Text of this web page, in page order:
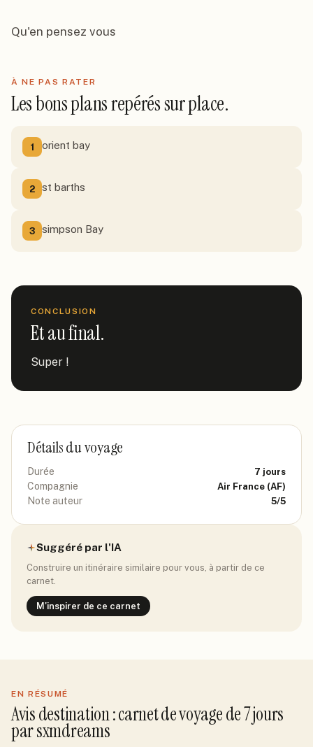
Qu'en pensez vous
À NE PAS RATER
Les bons plans repérés sur place.
1 orient bay
2 st barths
3 simpson Bay
CONCLUSION
Et au final.
Super !
Détails du voyage
Durée 7 jours
Compagnie Air France (AF)
Note auteur 5/5
Suggéré par l'IA
Construire un itinéraire similaire pour vous, à partir de ce
carnet.
M'inspirer de ce carnet
EN RÉSUMÉ
Avisdestination: carnet de voyage de7jours
parsxmdreams